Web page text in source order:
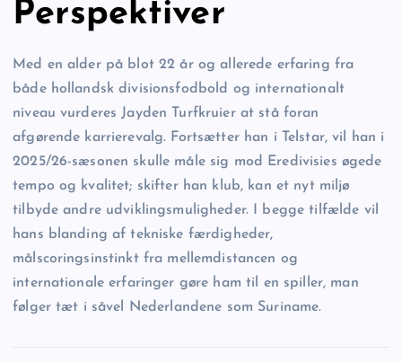
Perspektiver
Med en alder på blot 22 år og allerede erfaring fra
både hollandsk divisionsfodbold og internationalt
niveau vurderes Jayden Turfkruier at stå foran
afgørende karrierevalg. Fortsætter han i Telstar, vil han i
2025/26-sæsonen skulle måle sig mod Eredivisies øgede
tempo og kvalitet; skifter han klub, kan et nyt miljø
tilbyde andre udviklingsmuligheder. I begge tilfælde vil
hans blanding af tekniske færdigheder,
målscoringsinstinkt fra mellemdistancen og
internationale erfaringer gøre ham til en spiller, man
følger tæt i såvel Nederlandene som Suriname.